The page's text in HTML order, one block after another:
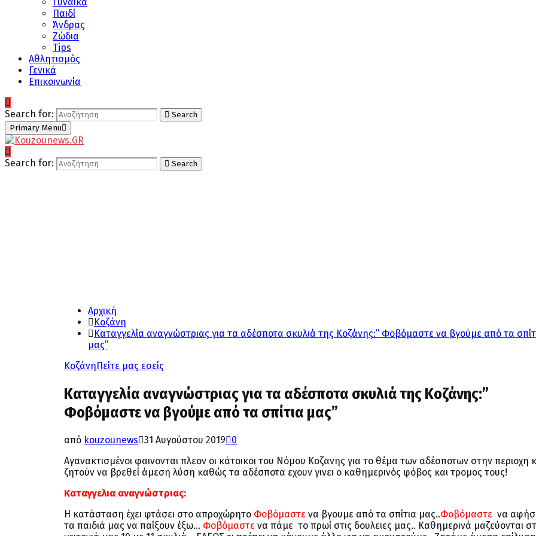
Παιδί
Άνδρας
Ζώδια
Tips
Αθλητισμός
Γενικά
Επικοινωνία
Search for:
Search
Primary Menu
Search for: Search
Αρχική
Κοζάνη
Καταγγελία αναγνώστριας για τα αδέσποτα σκυλιά της Κοζάνης:” Φοβόμαστε να βγούμε από τα
μας”
ΚοζάνηΠείτε μας εσείς
Καταγγελία αναγνώστριας για τα αδέσποτα σκυλιά της Κοζάνης:”
Φοβόμαστε να βγούμε από τα σπίτια μας”
από kouzounews 31 Αυγούστου 2019
0
Αγανακτισμένοι φαινονται πλεον οι κάτοικοι του Νόμου Κοζανης για το θέμα των αδέσποτων στην περιοχη
ζητούν να βρεθεί άμεση λύση καθώς τα αδέσποτα εχουν γινει ο καθημερινός φόβος και τρομος τους!
Καταγγελια αναγνώστριας:
Η κατάσταση έχει φτάσει στο απροχώρητο Φοβόμαστε να βγουμε από τα σπίτια μας..Φοβόμαστε να
τα παιδιά μας να παίξουν έξω… Φοβόμαστε να πάμε το πρωί στις δουλειες μας.. Καθημερινά μαζεύονται